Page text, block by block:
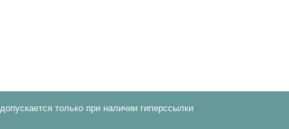
только при наличии гиперссылки